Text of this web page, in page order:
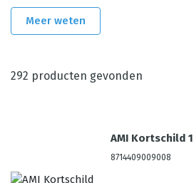
Meer weten
292 producten gevonden
AMI Kortschild
8714409009008